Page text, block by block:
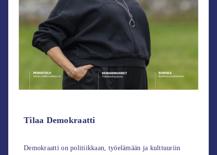
Tilaa Demokraatti
Demokraatti on politiikkaan, työelämään ja kulttuuriin